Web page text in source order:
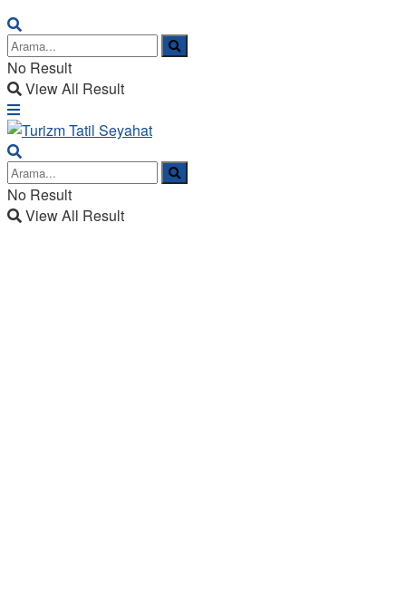
No Result
View All Result
No Result
View All Result